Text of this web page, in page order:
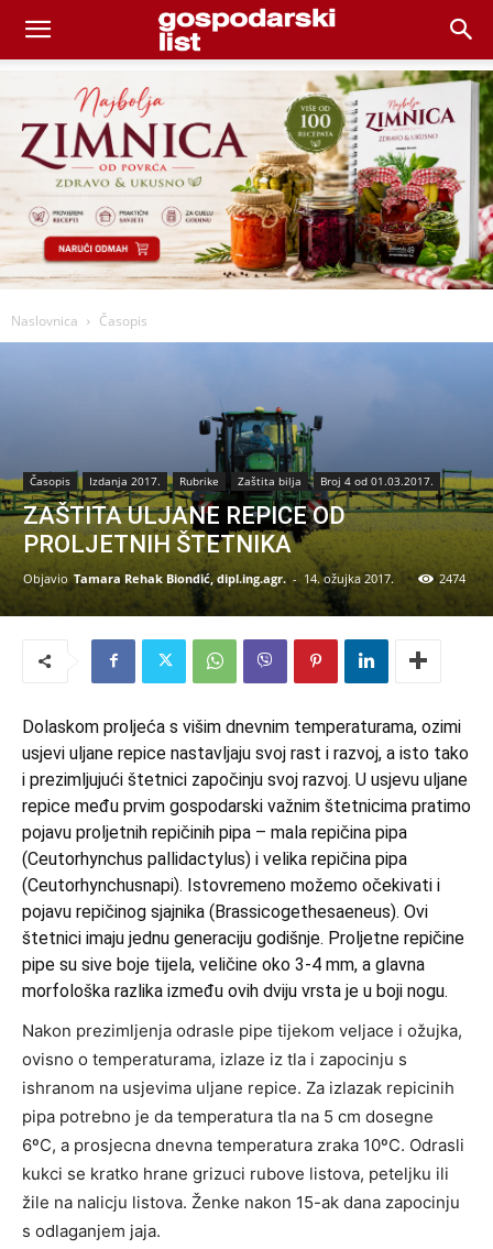
Naslovnica Časopis
Časopis Izdanja 2017. Rubrike Zaštita bilja Broj 4 od 01.03.2017.
ZAŠTITA ULJANE REPICE OD
PROLJETNIH ŠTETNIKA
Objavio Tamara Rehak Biondić, dipl.ing.agr. - 14. ožujka 2017. 2474
Dolaskom proljeća s višim dnevnim temperaturama, ozimi
usjevi uljane repice nastavljaju svoj rast i razvoj, a isto tako
i prezimljujući štetnici započinju svoj razvoj. U usjevu uljane
repice među prvim gospodarski važnim štetnicima pratimo
pojavu proljetnih repičinih pipa – mala repičina pipa
(Ceutorhynchus pallidactylus) i velika repičina pipa
(Ceutorhynchusnapi). Istovremeno možemo očekivati i
pojavu repičinog sjajnika (Brassicogethesaeneus). Ovi
štetnici imaju jednu generaciju godišnje. Proljetne repičine
pipe su sive boje tijela, veličine oko 3-4 mm, a glavna
morfološka razlika između ovih dviju vrsta je u boji nogu.
Nakon prezimljenja odrasle pipe tijekom veljace i ožujka,
ovisno o temperaturama, izlaze iz tla i zapocinju s
ishranom na usjevima uljane repice. Za izlazak repicinih
pipa potrebno je da temperatura tla na 5 cm dosegne
6ºC, a prosjecna dnevna temperatura zraka 10ºC. Odrasli
kukci se kratko hrane grizuci rubove listova, peteljku ili
žile na nalicju listova. Ženke nakon 15-ak dana zapocinju
s odlaganjem jaja.